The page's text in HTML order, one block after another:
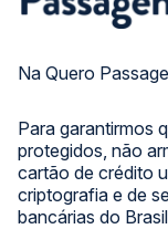
Na Quero
Para garantirmos
protegidos, não
cartão de crédito
criptografia e de
bancárias do